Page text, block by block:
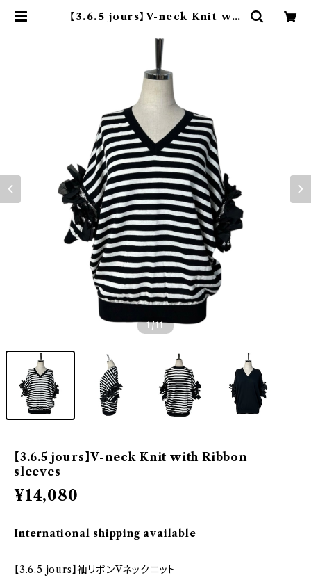
【3.6.5 jours】V-neck Knit wit
NE Co.,Ltd.
1/11
【3.6.5 jours】V-neck Knit with Ribbon
sleeves
¥14,080
International shipping available
【3.6.5 jours】袖リボンVネックニット